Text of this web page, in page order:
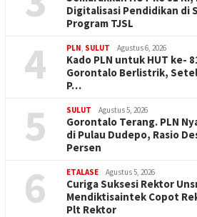
Digitalisasi Pendidikan di
Program TJSL
4 PLN, SULUT Agustus 6, 2026
Kado PLN untuk HUT ke-
Gorontalo Berlistrik,
P…
5 SULUT Agustus 5, 2026
Gorontalo Terang. PLN
di Pulau Dudepo, Rasio
Persen
6 ETALASE Agustus 5, 2026
Curiga Suksesi Rektor
Mendiktisaintek Copot
Plt Rektor